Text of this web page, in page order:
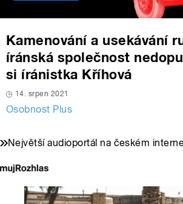
Kamenování a usekávání
íránská společnost
si íránistka Kříhová
14. srpen 2021
Osobnost Plus
Největší audioportál na českém